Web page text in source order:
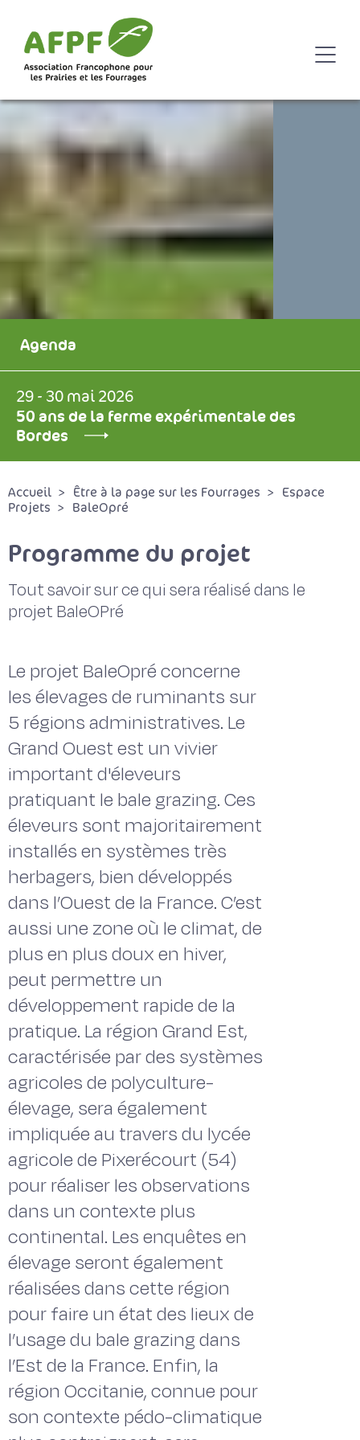
Agenda
29 - 30 mai 2026
50 ans de la ferme expérimentale des
Bordes
Accueil Être à la page sur les Fourrages
Espace
Projets
BaleOpré
Programme du projet
Tout savoir sur ce qui sera réalisé dans le
projet BaleOPré
Le projet BaleOpré concerne
les élevages de ruminants sur
5 régions administratives. Le
Grand Ouest est un vivier
important d'éleveurs
pratiquant le bale grazing. Ces
éleveurs sont majoritairement
installés en systèmes très
herbagers, bien développés
dans l’Ouest de la France. C’est
aussi une zone où le climat, de
plus en plus doux en hiver,
peut permettre un
développement rapide de la
pratique. La région Grand Est,
caractérisée par des systèmes
agricoles de polyculture-
élevage, sera également
impliquée au travers du lycée
agricole de Pixerécourt (54)
pour réaliser les observations
dans un contexte plus
continental. Les enquêtes en
élevage seront également
réalisées dans cette région
pour faire un état des lieux de
l’usage du bale grazing dans
l’Est de la France. Enfin, la
région Occitanie, connue pour
son contexte pédo-climatique